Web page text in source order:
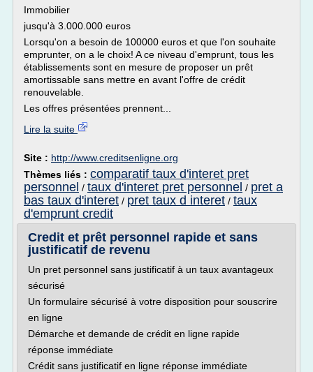
Immobilier
jusqu'à 3.000.000 euros
Lorsqu'on a besoin de 100000 euros et que l'on souhaite
emprunter, on a le choix! A ce niveau d'emprunt, tous les
établissements sont en mesure de proposer un prêt
amortissable sans mettre en avant l'offre de crédit
renouvelable.
Les offres présentées prennent...
Lire la suite
Site : http://www.creditsenligne.org
Thèmes liés : comparatif taux d'interet pret
personnel / taux d'interet pret personnel / pret a
bas taux d'interet / pret taux d interet / taux
d'emprunt credit
Credit et prêt personnel rapide et sans
justificatif de revenu
Un pret personnel sans justificatif à un taux avantageux
sécurisé
Un formulaire sécurisé à votre disposition pour souscrire
en ligne
Démarche et demande de crédit en ligne rapide
réponse immédiate
Crédit sans justificatif en ligne réponse immédiate